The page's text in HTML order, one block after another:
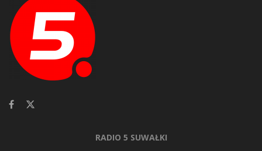
RADIO 5 SUWAŁKI